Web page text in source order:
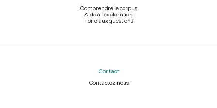
Comprendre le corpus
Aide à l'exploration
Foire aux questions
Contact
Contactez-nous